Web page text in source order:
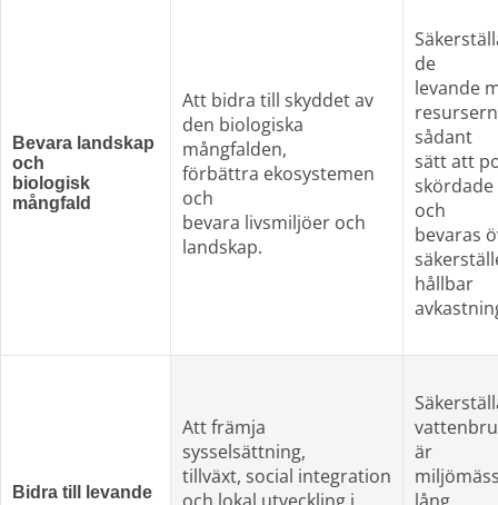
Bevara landskap
och
biologisk
mångfald
Att bidra till skyddet av
den biologiska
mångfalden,
förbättra ekosystemen
och
bevara livsmiljöer och
landskap.
de
levande
sådant
sätt att
och
bevaras
hållbar
Bidra till levande
Att främja
sysselsättning,
tillväxt, social integration
är